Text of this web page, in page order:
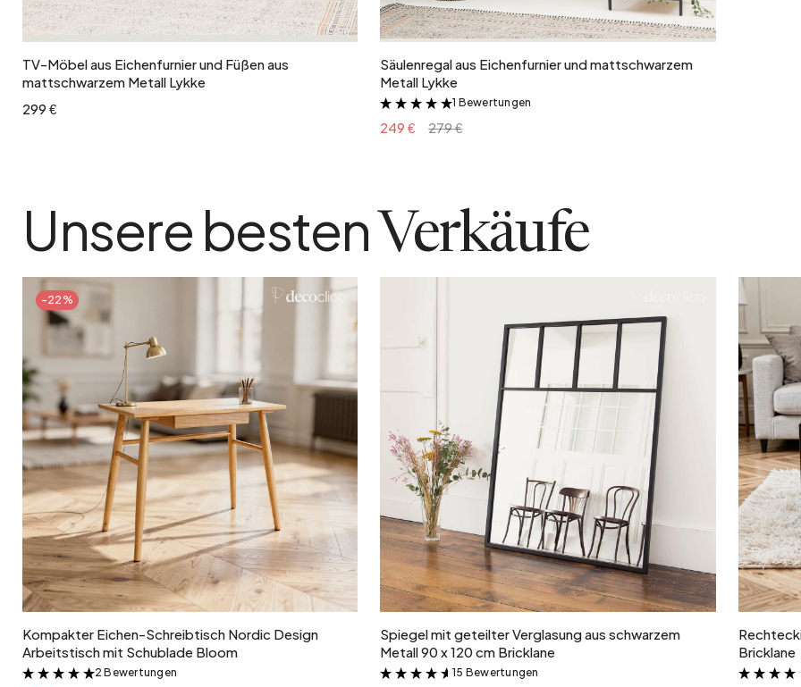
In den Warenkorb
TV-Möbel aus Eichenfurnier und Füßen aus
mattschwarzem Metall Lykke
299 €
In den Warenkorb
Säulenregal aus Eichenfurnier und mattschwarzem
Metall Lykke
&
1 Bewertungen
249 € 279 €
Unsere bestenVerkäufe
-22%
In den Warenkorb
Kompakter Eichen-Schreibtisch Nordic Design
Arbeitstisch mit Schublade Bloom
&
2 Bewertungen
In den Warenkorb
Spiegel mit geteilter Verglasung aus schwarzem
Metall 90 x 120 cm Bricklane
&
15 Bewertungen
Bricklane